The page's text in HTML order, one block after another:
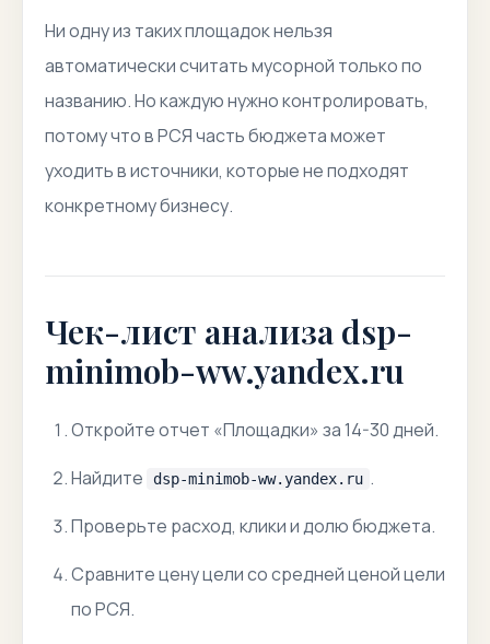
Ни одну из таких площадок нельзя
автоматически считать мусорной только по
названию. Но каждую нужно контролировать,
потому что в РСЯ часть бюджета может
уходить в источники, которые не подходят
конкретному бизнесу.
Чек-лист анализа dsp-
minimob-ww.yandex.ru
Откройте отчет «Площадки» за 14-30 дней.
Найдите
dsp-minimob-ww.yandex.ru .
Проверьте расход, клики и долю бюджета.
Сравните цену цели со средней ценой цели
по РСЯ.